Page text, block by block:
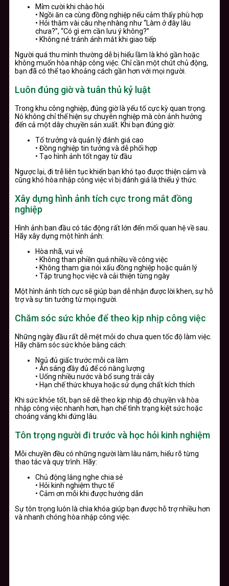
Mỉm cười khi chào hỏi
• Ngồi ăn ca cùng đồng nghiệp nếu cảm thấy phù hợp
• Hỏi thăm vài câu nhẹ nhàng như “Làm ở đây lâu
chưa?”, “Có gì em cần lưu ý không?”
• Không né tránh ánh mắt khi giao tiếp
Người quá thu mình thường dễ bị hiểu lầm là khó gần hoặc
không muốn hòa nhập công việc. Chỉ cần một chút chủ động,
bạn đã có thể tạo khoảng cách gần hơn với mọi người.
Luôn đúng giờ và tuân thủ kỷ luật
Trong khu công nghiệp, đúng giờ là yếu tố cực kỳ quan trọng.
Nó không chỉ thể hiện sự chuyên nghiệp mà còn ảnh hưởng
đến cả một dây chuyền sản xuất. Khi bạn đúng giờ:
Tổ trưởng và quản lý đánh giá cao
• Đồng nghiệp tin tưởng và dễ phối hợp
• Tạo hình ảnh tốt ngay từ đầu
Ngược lại, đi trễ liên tục khiến bạn khó tạo được thiện cảm và
cũng khó hòa nhập công việc vì bị đánh giá là thiếu ý thức.
Xây dựng hình ảnh tích cực trong mắt đồng
nghiệp
Hình ảnh ban đầu có tác động rất lớn đến mối quan hệ về sau.
Hãy xây dựng một hình ảnh:
Hòa nhã, vui vẻ
• Không than phiền quá nhiều về công việc
• Không tham gia nói xấu đồng nghiệp hoặc quản lý
• Tập trung học việc và cải thiện từng ngày
Một hình ảnh tích cực sẽ giúp bạn dễ nhận được lời khen, sự hỗ
trợ và sự tin tưởng từ mọi người.
Chăm sóc sức khỏe để theo kịp nhịp công việc
Những ngày đầu rất dễ mệt mỏi do chưa quen tốc độ làm việc.
Hãy chăm sóc sức khỏe bằng cách:
Ngủ đủ giấc trước mỗi ca làm
• Ăn sáng đầy đủ để có năng lượng
• Uống nhiều nước và bổ sung trái cây
• Hạn chế thức khuya hoặc sử dụng chất kích thích
Khi sức khỏe tốt, bạn sẽ dễ theo kịp nhịp độ chuyền và hòa
nhập công việc nhanh hơn, hạn chế tình trạng kiệt sức hoặc
choáng váng khi đứng lâu.
Tôn trọng người đi trước và học hỏi kinh nghiệm
Mỗi chuyền đều có những người làm lâu năm, hiểu rõ từng
thao tác và quy trình. Hãy:
Chủ động lắng nghe chia sẻ
• Hỏi kinh nghiệm thực tế
• Cảm ơn mỗi khi được hướng dẫn
Sự tôn trọng luôn là chìa khóa giúp bạn được hỗ trợ nhiều hơn
và nhanh chóng hòa nhập công việc.